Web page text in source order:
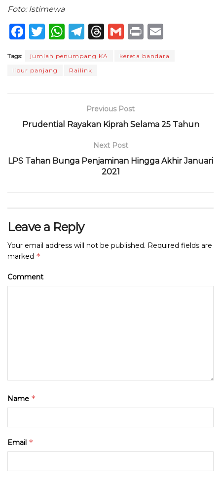
Foto: Istimewa
F
c
e
o
T
it
te
W
a
ts
p
T
e
g
m
T
re
s
G
ai
P
n ai
Tags: jumlah penumpang KA
kereta bandara
libur panjang
Railink
Previous Post
Prudential Rayakan Kiprah Selama 25 Tahun
Next Post
LPS Tahan Bunga Penjaminan Hingga Akhir Januari
2021
Leave a Reply
Your email address will not be published. Required fields are
marked *
Comment
Name *
Email *